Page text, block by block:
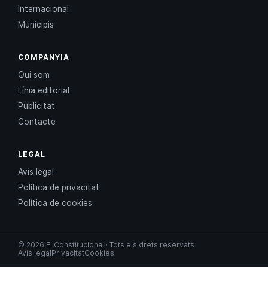
Internacional
Municipis
COMPANYIA
Qui som
Línia editorial
Publicitat
Contacte
LEGAL
Avís legal
Política de privacitat
Política de cookies
© 2026 El Constitucional · Tots els drets reservats
Avís legalPrivacitatCookies